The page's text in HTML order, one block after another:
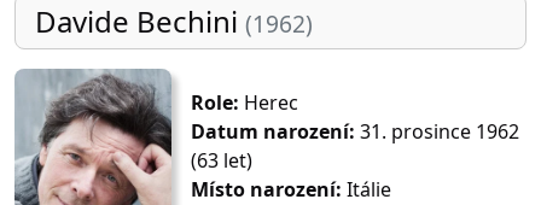
Davide Bechini (1962)
Role: Herec
Datum narození: 31. prosince 1962
(63 let)
Místo narození: Itálie